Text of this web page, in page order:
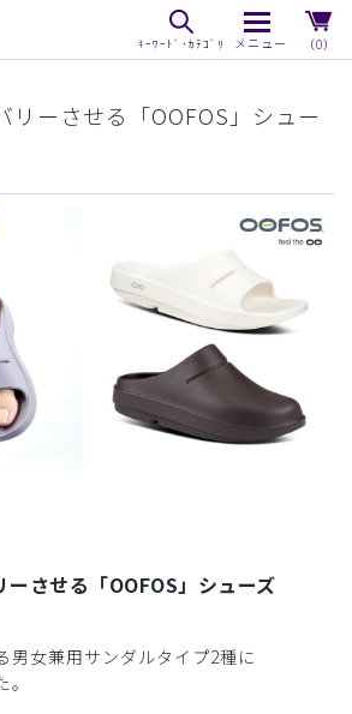
（0）
リーさせる「OOFOS」シュー
させる「OOFOS」シューズ
男女兼用サンダルタイプ2種に